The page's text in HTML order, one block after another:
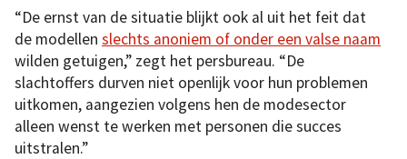
“De ernst van de situatie blijkt ook al uit het feit dat
de modellen slechts anoniem of onder een valse naam
wilden getuigen,” zegt het persbureau. “De
slachtoffers durven niet openlijk voor hun problemen
uitkomen, aangezien volgens hen de modesector
alleen wenst te werken met personen die succes
uitstralen.”